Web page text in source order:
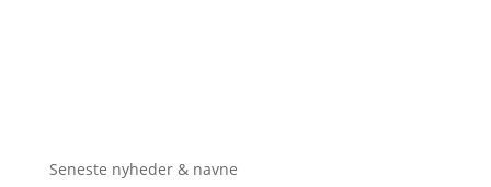
Seneste nyheder & navne